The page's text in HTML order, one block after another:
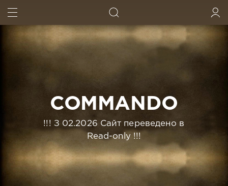
COMMANDO
!!! З 02.2026 Сайт переведено в
Read-only !!!